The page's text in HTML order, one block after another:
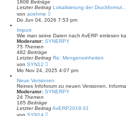
B
e
i
t
a
g
1808 Beiträge
Letzter Beitrag Lokalisierung der Druckformul…
von aoehme
e
u
s
t
B
i
t
r
a
g
Do Jun 04, 2026 7:53 pm
Import
Wie man seine Daten nach AvERP einlesen
Moderator: SYNERPY
75 Themen
482 Beiträge
Letzter Beitrag Re: Mengeneinheiten
von SYN12
e
u
e
s
t
B
e
Mo Nov 24, 2025 4:07 pm
Neue Versionen
Reines Infoforum zu neuen Versionen,
Moderator: SYNERPY
24 Themen
165 Beiträge
Letzter BeitragAvERP2019.01
von SYN14